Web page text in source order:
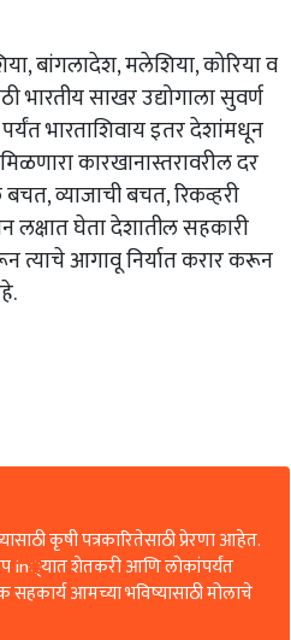
बांगलादेश, मलेशिया, कोरिया व
भारतीय साखर उद्योगाला सुवर्ण
भारताशिवाय इतर देशांमधून
कारखानास्तरावरील दर
व्याजाची बचत, रिकव्हरी
घेता देशातील सहकारी
त्याचे आगावू निर्यात करार करून
कृषी पत्रकारितेसाठी प्रेरणा आहेत.
in्यात शेतकरी आणि लोकांपर्यंत
आमच्या भविष्यासाठी मोलाचे